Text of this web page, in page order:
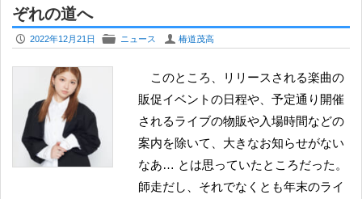
ぞれの道へ
P 2022年12月21日 F ニュース U 椿道茂高
このところ、リリースされる楽曲の
販促イベントの日程や、予定通り開催
されるライブの物販や入場時間などの
案内を除いて、大きなお知らせがない
なあ… とは思っていたところだった。
師走だし、それでなくとも年末のライ